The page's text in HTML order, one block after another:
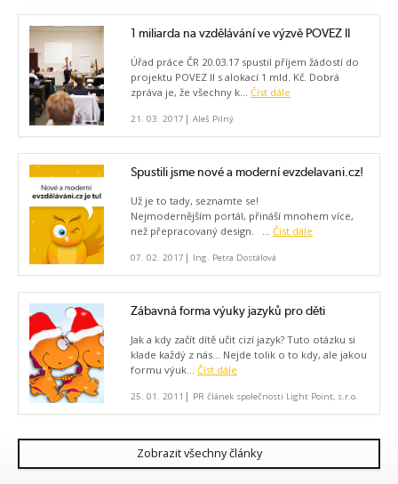
1 miliarda na vzdělávání ve výzvě POVEZ II
Úřad práce ČR 20.03.17 spustil příjem žádostí do
projektu POVEZ II s alokací 1 mld. Kč. Dobrá
zpráva je, že všechny k... Číst dále
21. 03. 2017 | Aleš Pilný
Spustili jsme nové a moderní evzdelavani.cz!
Už je to tady, seznamte se!
Nejmodernějším portál, přináší mnohem více,
než přepracovaný design. ... Číst dále
07. 02. 2017 | Ing. Petra Dostálová
Zábavná forma výuky jazyků pro děti
Jak a kdy začít dítě učit cizí jazyk? Tuto otázku si
klade každý z nás... Nejde tolik o to kdy, ale jakou
formu výuk... Číst dále
25. 01. 2011 | PR článek společnosti Light Point, s.r.o.
Zobrazit všechny články